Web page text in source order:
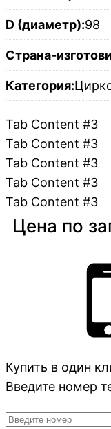
D (диаметр):98
Страна-
Категория:
Tab Content #3
Tab Content #3
Tab Content #3
Tab Content #3
Tab Content #3
Цена по
Купить в один
Введите номер